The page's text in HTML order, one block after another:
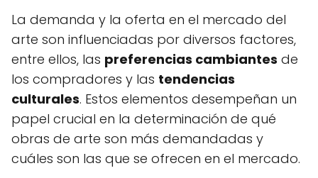
La demanda y la oferta en el mercado del
arte son influenciadas por diversos factores,
entre ellos, las preferencias cambiantes de
los compradores y las tendencias
culturales. Estos elementos desempeñan un
papel crucial en la determinación de qué
obras de arte son más demandadas y
cuáles son las que se ofrecen en el mercado.